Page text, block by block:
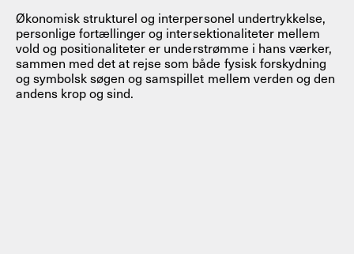
Økonomisk strukturel og interpersonel undertrykkelse,
personlige fortællinger og intersektionaliteter mellem
vold og positionaliteter er understrømme i hans værker,
sammen med det at rejse som både fysisk forskydning
og symbolsk søgen og samspillet mellem verden og den
andens krop og sind.